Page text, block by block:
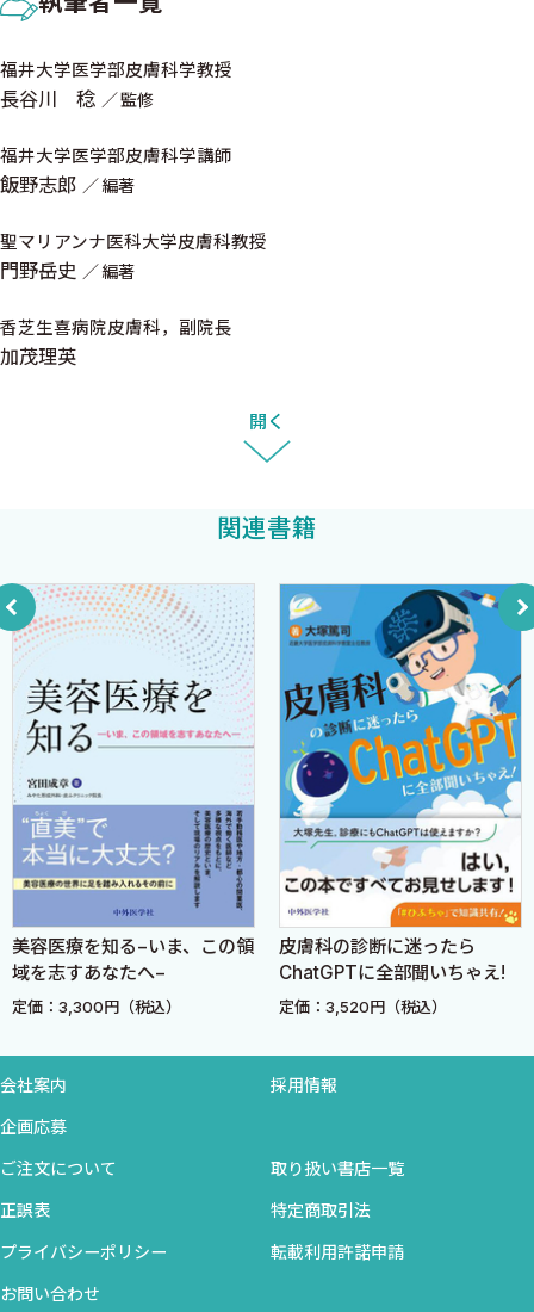
科学の中でも最も大変な臨床分野を担っているという強い思いが
ひしひしと伝わってきました．大変お忙しい中で執筆いただいた
機会を与えていただいた中外医学社に感謝申し上げます．
このような経緯で，これまでになかったようなユニークな皮膚
面白さや重要性を感じ取っていただき，日本の皮膚外科学の更な
る発展につながってくれることを祈っています．
2021年10月
〈basic〉
10 耳前部有棘細胞癌（Thiersch植皮）〈八代 浩〉
11 頭頂部有棘細胞癌（全層植皮）〈田中 了〉
12 鼻尖部基底細胞癌（回転皮弁）〈高井利浩〉
13 鼻翼部基底細胞癌（shark island pedicle flap）〈伊藤周
14 下眼瞼基底細胞癌（頬部回転前進皮弁）〈菅 崇暢〉
15 上口唇基底細胞癌（前進皮弁）〈浅井 純〉
17 こめかみ部有棘細胞癌（人工真皮を用いた二期的手術）
〈飯野志郎〉
18 頬部皮下型血管肉腫（眼輪筋を皮下茎とした皮弁）〈須
21 鼻翼部基底細胞癌（耳介複合組織移植）〈大塚正樹〉
22 上口唇微小囊胞状付属器癌（switch flap）〈林 礼人〉
2◯その他
23 足底悪性黒色腫（内側足底皮弁）〈松下茂人〉
24 母指爪部悪性黒色腫（手指切断）〈中村泰大〉
25 外陰部乳房外Paget病〈緒方 大〉
26 肛囲Paget病〈高井利浩〉
27 母趾悪性黒色腫（鼠径リンパ節郭清）〈横田憲二〉
IV 感染症・その他に対する皮膚外科治療
28 頭部限局性強皮症（回転皮弁）〈石井貴之〉
29 上肢壊死性筋膜炎〈山本有紀〉
30 フルニエ壊疽〈前田進太郎〉
福井大学医学部皮膚科学教授
長谷川 稔 監修
福井大学医学部皮膚科学講師
飯野志郎 編著
聖マリアンナ医科大学皮膚科教授
門野岳史 編著
香芝生喜病院皮膚科，副院長
加茂理英
開く
関連書籍
美容医療を知る−いま、この領
域を志すあなたへ−
定価：3,300円（税込）
皮膚科の診断に迷ったら
ChatGPTに全部聞いちゃえ!
定価：3,520円（税込）
会社案内 採用情報
企画応募
ご注文について 取り扱い書店一覧
正誤表 特定商取引法
プライバシーポリシー 転載利用許諾申請
お問い合わせ